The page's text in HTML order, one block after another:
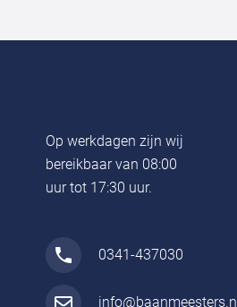
Op werkdagen zijn wij
bereikbaar van 08:00
uur tot 17:30 uur.
0341-437030
info@baanmeesters.nl